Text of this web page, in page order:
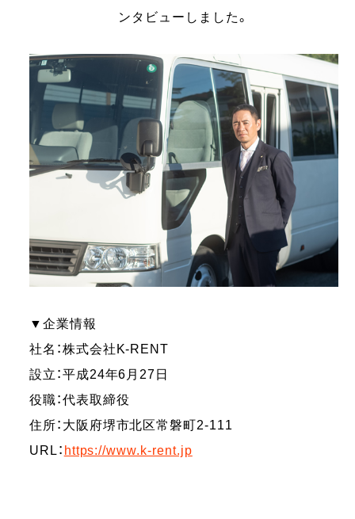
ンタビューしました。
▼企業情報
社名：株式会社K-RENT
設立：平成24年6月27日
役職：代表取締役
住所：大阪府堺市北区常磐町2-111
URL： https://www.k-rent.jp